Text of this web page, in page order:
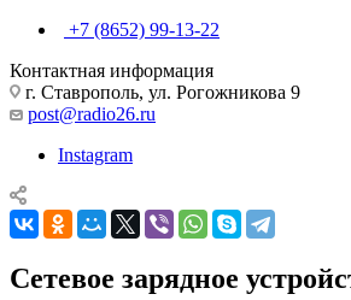
+7 (8652) 99-13-22
Контактная информация
г. Ставрополь, ул. Рогожникова 9
post@radio26.ru
Instagram
Сетевое зарядное